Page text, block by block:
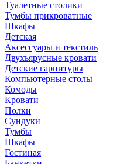
Туалетные столики
Тумбы прикроватные
Шкафы
Детская
Аксессуары и текстиль
Двухъярусные кровати
Детские гарнитуры
Компьютерные столы
Комоды
Кровати
Полки
Сундуки
Тумбы
Шкафы
Гостиная